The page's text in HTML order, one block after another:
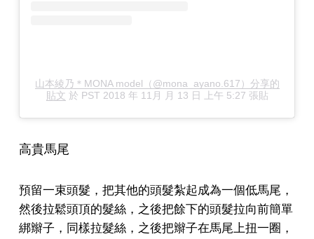
山本綾乃＊MONA model（@mona_ayano.617）分享的
貼文 於 PST 2018 年 11月 月 13 日 上午 5:27 張貼
高貴馬尾
預留一束頭髮，把其他的頭髮紮起成為一個低馬尾，
然後拉鬆頭頂的髮絲，之後把餘下的頭髮拉向前簡單
綁辮子，同樣拉髮絲，之後把辮子在馬尾上扭一圈，